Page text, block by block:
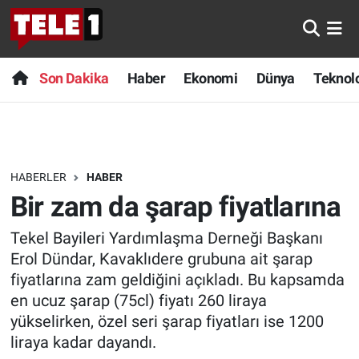
Son Dakika Haber Ekonomi Dünya
HABERLER HABER
Bir zam da şarap fiyatlarına
Tekel Bayileri Yardımlaşma Derneği Başkanı
Erol Dündar, Kavaklıdere grubuna ait şarap
fiyatlarına zam geldiğini açıkladı. Bu kapsamda
en ucuz şarap (75cl) fiyatı 260 liraya
yükselirken, özel seri şarap fiyatları ise 1200
liraya kadar dayandı.
Anında Manşet
Başka Sohbetler
Bilim turu
Bilim ve Teknoloji Evreni
Doğa Konuşuyor
Dünya
Ege Saati
Son Dakika
Haber
Dünya
Sağlık
Spor
Yayın Akışı
Nöbetçi Eczaneler
Hava Durumu
Trafik Durumu
Süper Lig Puan Durumu ve Fikstür
Tüm Manşetler
Son Dakika Haberleri
Haber Arşivi